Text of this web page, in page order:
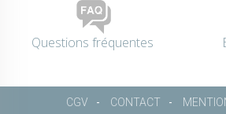
Questions fréquentes
CGV CONTACT